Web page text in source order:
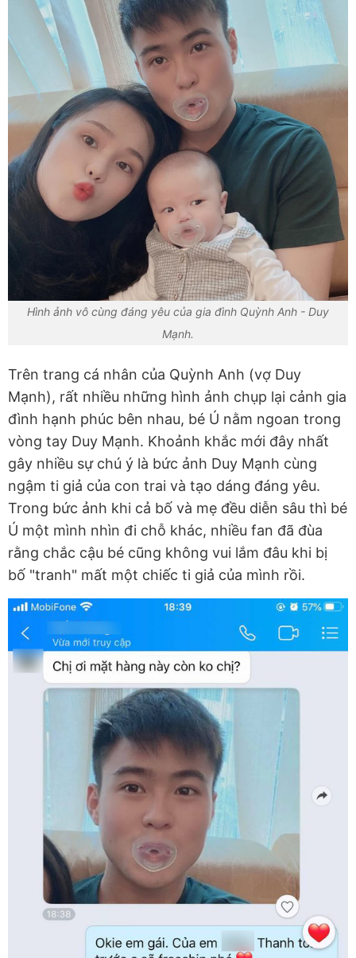
Hình ảnh vô cùng đáng yêu của gia đình Quỳnh Anh - Duy
Mạnh.
Trên trang cá nhân của Quỳnh Anh (vợ Duy
Mạnh), rất nhiều những hình ảnh chụp lại cảnh gia
đình hạnh phúc bên nhau, bé Ú nằm ngoan trong
vòng tay Duy Mạnh. Khoảnh khắc mới đây nhất
gây nhiều sự chú ý là bức ảnh Duy Mạnh cùng
ngậm ti giả của con trai và tạo dáng đáng yêu.
Trong bức ảnh khi cả bố và mẹ đều diễn sâu thì bé
Ú một mình nhìn đi chỗ khác, nhiều fan đã đùa
rằng chắc cậu bé cũng không vui lắm đâu khi bị
bố "tranh" mất một chiếc ti giả của mình rồi.